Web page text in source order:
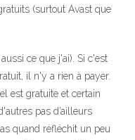
(surtout Avast que
ce que j'ai). Si c'est
il n'y a rien à payer.
est gratuite et certain
pas d’ailleurs
quand réfléchit un peu